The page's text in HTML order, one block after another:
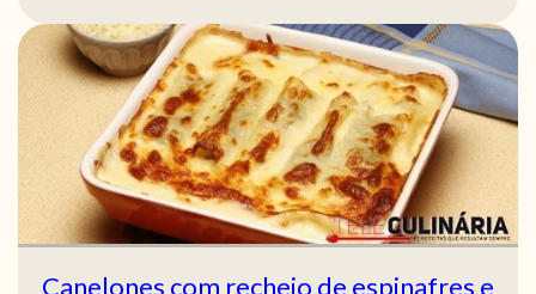
Canelones com recheio de espinafres e